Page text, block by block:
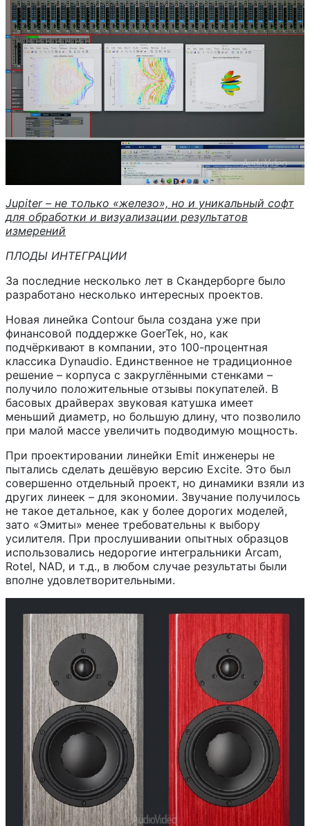
Jupiter – не только «железо», но и уникальный софт
для обработки и визуализации результатов
измерений
ПЛОДЫ ИНТЕГРАЦИИ
За последние несколько лет в Скандерборге было
разработано несколько интересных проектов.
Новая линейка Contour была создана уже при
финансовой поддержке GoerTek, но, как
подчёркивают в компании, это 100-процентная
классика Dynaudio. Единственное не традиционное
решение – корпуса с закруглёнными стенками –
получило положительные отзывы покупателей. В
басовых драйверах звуковая катушка имеет
меньший диаметр, но большую длину, что позволило
при малой массе увеличить подводимую мощность.
При проектировании линейки Emit инженеры не
пытались сделать дешёвую версию Excite. Это был
совершенно отдельный проект, но динамики взяли из
других линеек – для экономии. Звучание получилось
не такое детальное, как у более дорогих моделей,
зато «Эмиты» менее требовательны к выбору
усилителя. При прослушивании опытных образцов
использовались недорогие интегральники Arcam,
Rotel, NAD, и т.д., в любом случае результаты были
вполне удовлетворительными.